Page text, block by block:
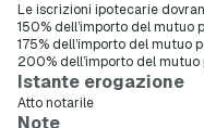
Le iscrizioni ipotecarie
150% dell’importo del mutuo
175% dell’importo del mutuo
200% dell’importo del mutuo
Istante erogazione
Atto notarile
Note